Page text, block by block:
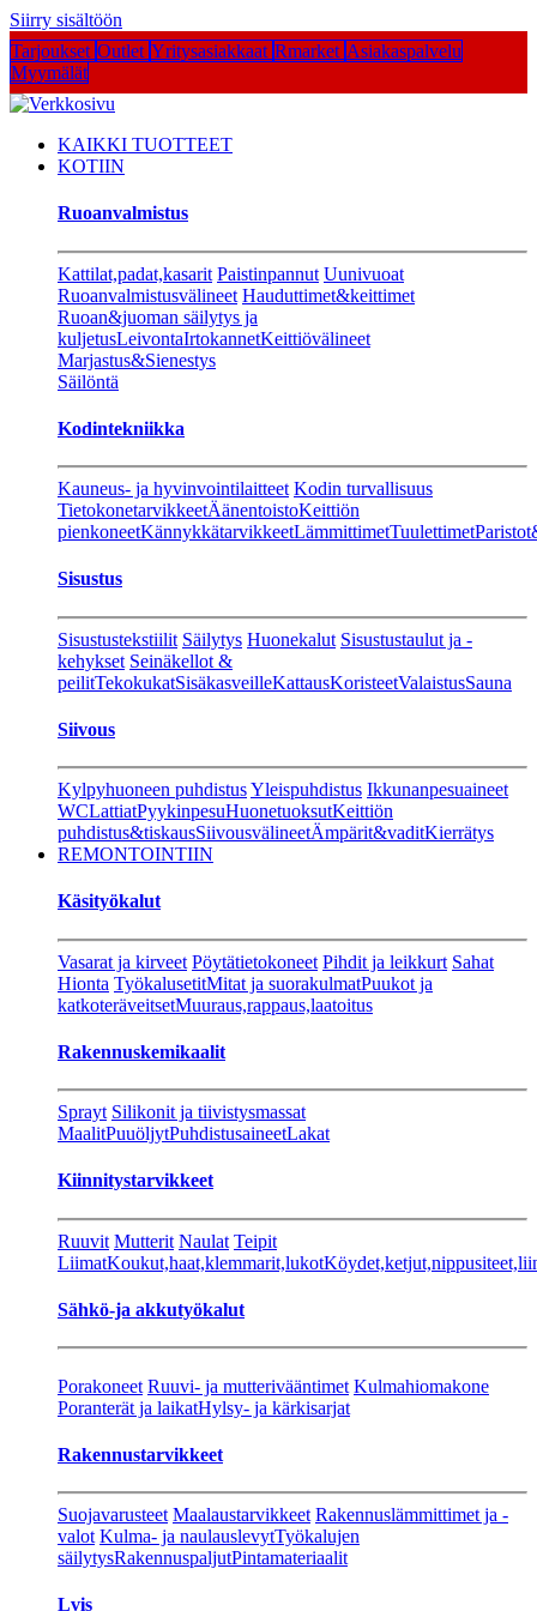
Siirry sisältöön
Tarjoukset Outlet Yritysasiakkaat Rmarket Asiakaspalvelu
Myymälät
KAIKKI TUOTTEET
KOTIIN
Ruoanvalmistus
Kattilat,padat,kasarit Paistinpannut Uunivuoat
Ruoanvalmistusvälineet Hauduttimet&keittimet
Ruoan&juoman säilytys ja
kuljetusLeivontaIrtokannetKeittiövälineet
Marjastus&Sienestys
Säilöntä
Kodintekniikka
Kauneus- ja hyvinvointilaitteet Kodin turvallisuus
TietokonetarvikkeetÄänentoistoKeittiön
pienkoneetKännykkätarvikkeetLämmittimetTuulettimet
Sisustus
Sisustustekstiilit Säilytys Huonekalut Sisustustaulut ja -
kehykset Seinäkellot &
peilitTekokukatSisäkasveilleKattausKoristeetValaistusSauna
Siivous
Kylpyhuoneen puhdistusYleispuhdistus Ikkunanpesuaineet
WCLattiatPyykinpesuHuonetuoksutKeittiön
puhdistus&tiskausSiivousvälineetÄmpärit&vaditKierrätys
REMONTOINTIIN
Käsityökalut
Vasarat ja kirveet Pöytätietokoneet Pihdit ja leikkurt Sahat
Hionta TyökalusetitMitat ja suorakulmatPuukot ja
katkoteräveitsetMuuraus,rappaus,laatoitus
Rakennuskemikaalit
Sprayt Silikonit ja tiivistysmassat
MaalitPuuöljytPuhdistusaineetLakat
Kiinnitystarvikkeet
Ruuvit Mutterit Naulat Teipit
LiimatKoukut,haat,klemmarit,lukot
Sähkö-ja akkutyökalut
Porakoneet Ruuvi- ja mutterivääntimet Kulmahiomakone
Poranterät ja laikatHylsy- ja kärkisarjat
Rakennustarvikkeet
Suojavarusteet Maalaustarvikkeet Rakennuslämmittimet ja -
valot Kulma- ja naulauslevytTyökalujen
säilytysRakennuspaljutPintamateriaalit
Lvis